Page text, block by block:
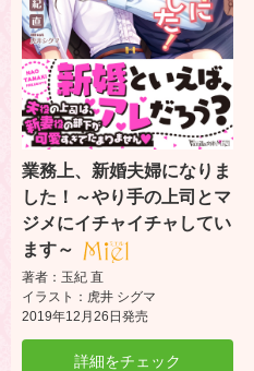
業務上、新婚夫婦になりま
した！～やり手の上司とマ
ジメにイチャイチャしてい
ます～
著者：玉紀 直
イラスト：虎井 シグマ
2019年12月26日発売
詳細をチェック